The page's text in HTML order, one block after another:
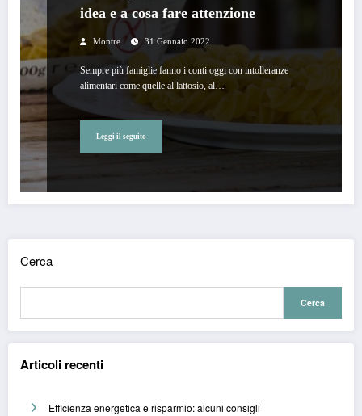
idea e a cosa fare attenzione
Montre 31 Gennaio 2022
Sempre più famiglie fanno i conti oggi con intolleranze
alimentari come quelle al lattosio, al…
Leggi il seguito
Cerca
Cerca
Articoli recenti
Efficienza energetica e risparmio: alcuni consigli